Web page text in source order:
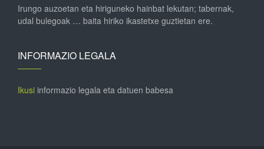
Irungo auzoetan eta hiriguneko hainbat lekutan; tabernak,
udal bulegoak … baita hiriko ikastetxe guztietan ere.
INFORMAZIO LEGALA
Ikusi informazio legala eta datuen babesa